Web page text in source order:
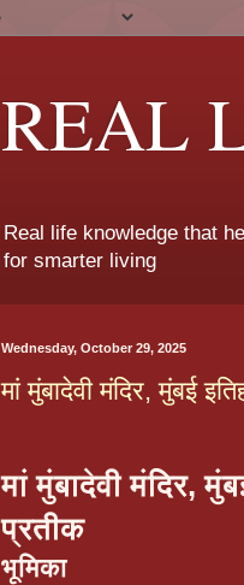
REAL
Real life knowledge that
for smarter living
Wednesday, October 29, 2025
मां मुंबादेवी मंदिर, मुंबई
मां मुंबादेवी मंदिर,
प्रतीक
भूमिका